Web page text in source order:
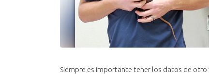
Siempre es importante tener los datos de otro